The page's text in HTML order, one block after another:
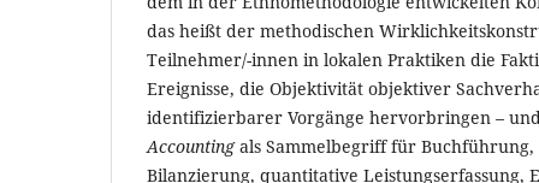
das heißt der methodischen
Teilnehmer/-innen in lokalen Praktiken die
Ereignisse, die Objektivität objektiver
identifizierbarer Vorgänge hervorbringen –
Accountingals Sammelbegriff für
Bilanzierung, quantitative Leistungserfassung,